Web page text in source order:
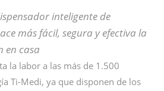
inteligente de
más fácil, segura y efectiva la
en casa
la labor a las más de 1.500
Ti-Medi, ya que disponen de los